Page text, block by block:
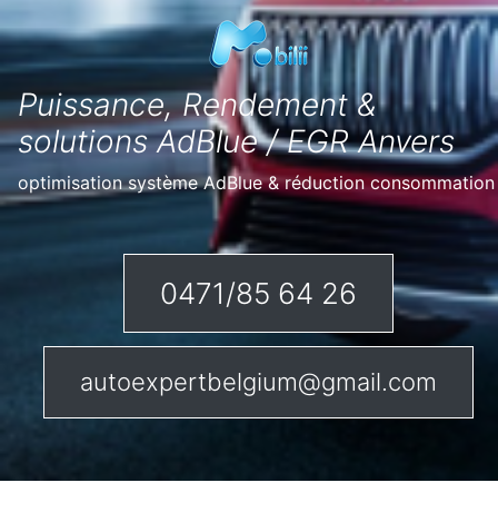
Puissance, Rendement &
solutions AdBlue / EGR Anvers
optimisation système AdBlue & réduction consommation
0471/85 64 26
autoexpertbelgium@gmail.com